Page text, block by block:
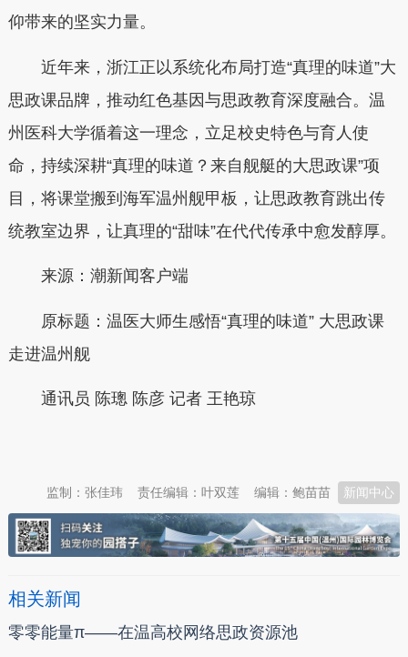
仰带来的坚实力量。
近年来，浙江正以系统化布局打造“真理的味道”大
思政课品牌，推动红色基因与思政教育深度融合。温
州医科大学循着这一理念，立足校史特色与育人使
命，持续深耕“真理的味道？来自舰艇的大思政课”项
目，将课堂搬到海军温州舰甲板，让思政教育跳出传
统教室边界，让真理的“甜味”在代代传承中愈发醇厚。
来源：潮新闻客户端
原标题：温医大师生感悟“真理的味道” 大思政课
走进温州舰
通讯员 陈璁 陈彦 记者 王艳琼
新闻中心
编辑：鲍苗苗
责任编辑：叶双莲
监制：张佳玮
相关新闻
零零能量π——在温高校网络思政资源池